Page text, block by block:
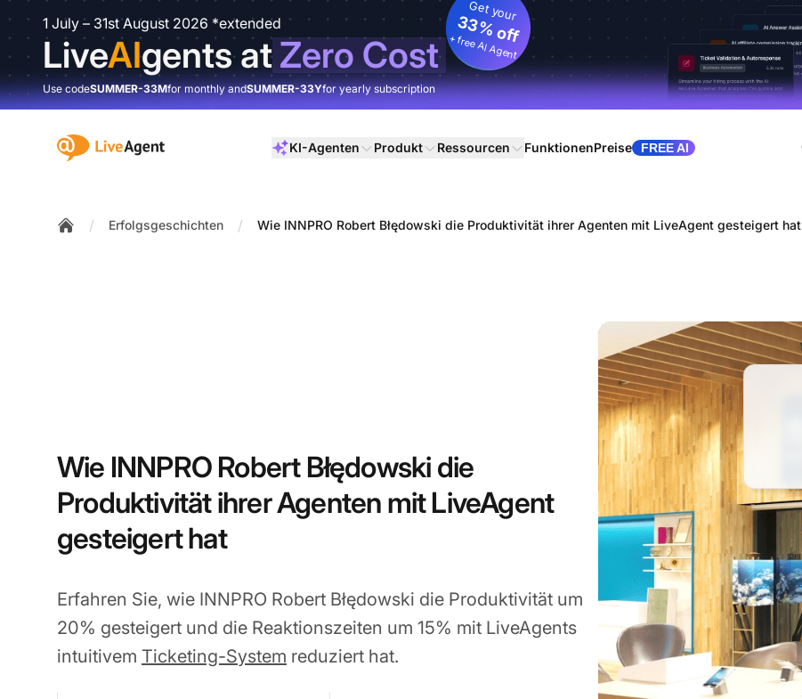
1 July – 31st August 2026 *extended
LiveAIgents atZero Cost
Get your
33% off
+ free AI Agent
Use codeSUMMER-33Mfor monthly andSUMMER-33Yfor yearly subscription
:site.title KI-Agenten Produkt Ressourcen FunktionenPreise FREE AI
/ Erfolgsgeschichten / Wie INNPRO Robert Błędowski die Produktivität ihrer Agenten mit LiveAgent gesteigert hat
Wie INNPRO Robert Błędowski die
Produktivität ihrer Agenten mit LiveAgent
gesteigert hat
Erfahren Sie, wie INNPRO Robert Błędowski die Produktivität um
20% gesteigert und die Reaktionszeiten um 15% mit LiveAgents
intuitivem Ticketing-System reduziert hat.